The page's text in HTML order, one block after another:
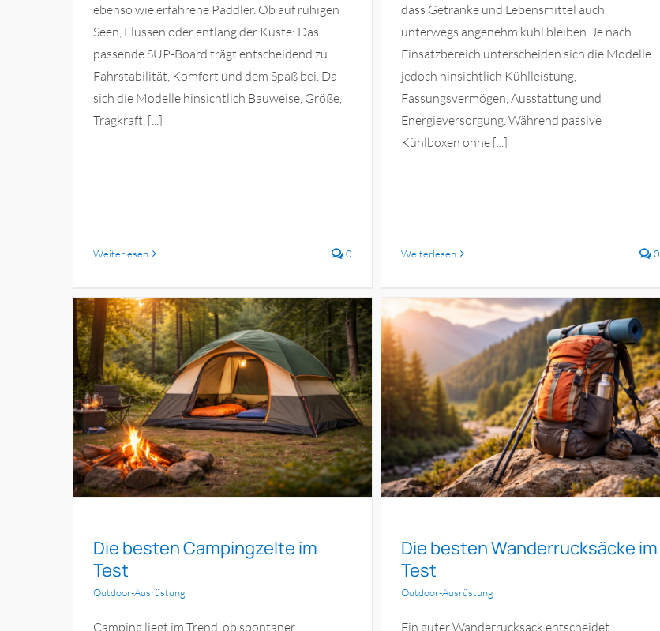
ebenso wie erfahrene Paddler. Ob auf ruhigen
Seen, Flüssen oder entlang der Küste: Das
passende SUP-Board trägt entscheidend zu
Fahrstabilität, Komfort und dem Spaß bei. Da
sich die Modelle hinsichtlich Bauweise, Größe,
Tragkraft, [...]
Weiterlesen 0
dass Getränke und Lebensmittel auch
unterwegs angenehm kühl bleiben. Je nach
Einsatzbereich unterscheiden sich die Modelle
jedoch hinsichtlich Kühlleistung,
Fassungsvermögen, Ausstattung und
Energieversorgung. Während passive
Kühlboxen ohne [...]
Weiterlesen 0
Die besten Campingzelte im
Test
Outdoor-Ausrüstung
Camping liegt im Trend, ob spontaner
Die besten Wanderrucksäcke im
Test
Outdoor-Ausrüstung
Die besten Wanderrucksäcke im
Test
Outdoor-Ausrüstung
Ein guter Wanderrucksack entscheidet
Die besten Multitools im Test
Outdoor-Ausrüstung